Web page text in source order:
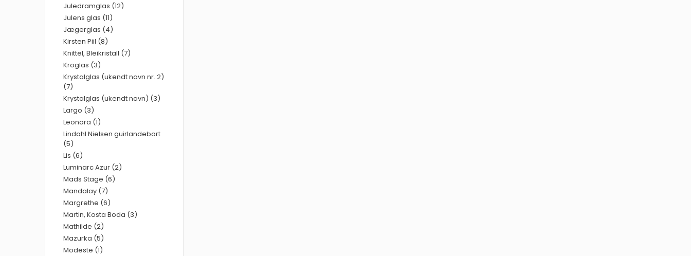
Juledramglas (12)
Julens glas (11)
Jægerglas (4)
Kirsten Piil (8)
Knittel, Bleikristall (7)
Kroglas (3)
Krystalglas (ukendt navn nr. 2)
(7)
Krystalglas (ukendt navn) (3)
Largo (3)
Leonora (1)
Lindahl Nielsen guirlandebort
(5)
Lis (6)
Luminarc Azur (2)
Mads Stage (6)
Mandalay (7)
Margrethe (6)
Martin, Kosta Boda (3)
Mathilde (2)
Mazurka (5)
Modeste (1)